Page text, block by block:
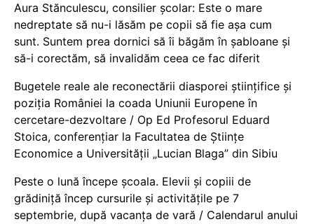
Aura Stănculescu, consilier școlar: Este o mare
nedreptate să nu-i lăsăm pe copii să fie așa cum
sunt. Suntem prea dornici să îi băgăm în șabloane și
să-i corectăm, să invalidăm ceea ce fac diferit
Bugetele reale ale reconectării diasporei științifice și
poziția României la coada Uniunii Europene în
cercetare-dezvoltare / Op Ed Profesorul Eduard
Stoica, conferențiar la Facultatea de Științe
Economice a Universității „Lucian Blaga” din Sibiu
Peste o lună începe școala. Elevii și copiii de
grădiniță încep cursurile și activitățile pe 7
septembrie, după vacanța de vară / Calendarul anului